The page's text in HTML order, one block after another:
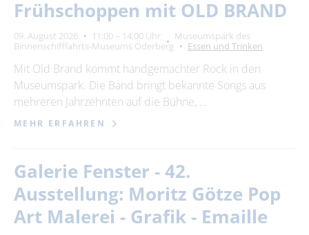
Frühschoppen mit OLD BRAND
09. August 2026 11:00 – 14:00 Uhr
Museumspark des
Binnenschifffahrts-Museums Oderberg
Essen und Trinken
Mit Old Brand kommt handgemachter Rock in den
Museumspark. Die Band bringt bekannte Songs aus
mehreren Jahrzehnten auf die Bühne, …
MEHR ERFAHREN
Galerie Fenster - 42.
Ausstellung: Moritz Götze Pop
Art Malerei - Grafik - Emaille